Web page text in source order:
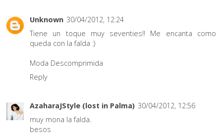
Unknown 30/04/2012, 12:24
Tiene un toque muy seventies!! Me encanta como
queda con la falda :)
Moda Descomprimida
Reply
AzaharaJStyle (lost in Palma) 30/04/2012, 12:56
muy mona la falda.
besos